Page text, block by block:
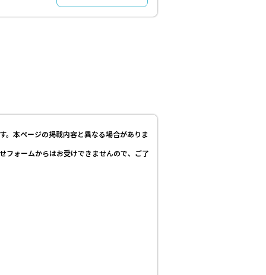
。本ページの掲載内容と異なる場合がありま
フォームからはお受けできませんので、ご了